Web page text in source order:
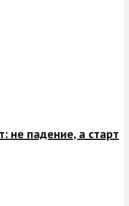
не падение, а старт